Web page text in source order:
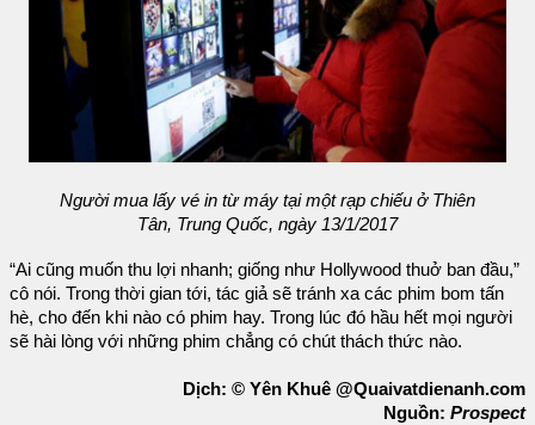
Người mua lấy vé in từ máy tại một rạp chiếu ở Thiên
Tân, Trung Quốc, ngày 13/1/2017
“Ai cũng muốn thu lợi nhanh; giống như Hollywood thuở ban đầu,”
cô nói. Trong thời gian tới, tác giả sẽ tránh xa các phim bom tấn
hè, cho đến khi nào có phim hay. Trong lúc đó hầu hết mọi người
sẽ hài lòng với những phim chẳng có chút thách thức nào.
Dịch: © Yên Khuê @Quaivatdienanh.com
Nguồn: Prospect